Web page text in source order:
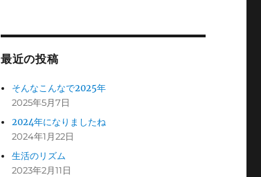
最近の投稿
そんなこんなで2025年
2025年5月7日
2024年になりましたね
2024年1月22日
生活のリズム
2023年2月11日